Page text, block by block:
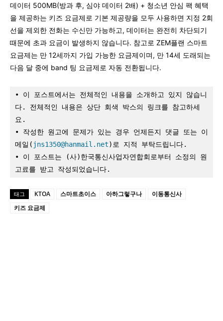
데이터 500MB(방과 후, 심야 데이터 2배) + 청소년 안심 팩 혜택
을 제공하는 키즈 요금제로 기본 제공량을 모두 사용하면 지정 2회
선을 제외한 전화는 수신만 가능하고, 데이터는 완전히 차단되기
때문에 초과 요금이 발생하지 않습니다. 참고로 ZEM플랜 스마트
요금제는 만 12세까지 가입 가능한 요금제이며, 만 14세 도래되는
다음 달 중에 band 팅 요금제로 자동 전환됩니다.
• 이 포스트에서는 전체적인 내용을 소개하고 있지 않습니
다. 전체적인 내용은 상단 회색 박스의 링크를 참고하세
요.
• 작성한 원고에 문제가 있는 경우 언제든지 댓글 또는 이
메일( jns1350@hanmail.net)로 지적 부탁드립니다.
• 이 포스트는 (사)한국통신사업자연합회로부터 소정의 원
고료를 받고 작성되었습니다.
태그 KTOA 스마트초이스 아하그렇구나
이동통신사
키즈 요금제